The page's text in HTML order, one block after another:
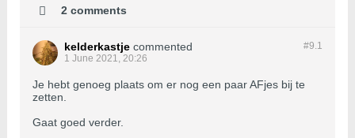
2 comments
#9.1
kelderkastje commented
1 June 2021, 20:26
Je hebt genoeg plaats om er nog een paar AFjes bij te
zetten.
Gaat goed verder.